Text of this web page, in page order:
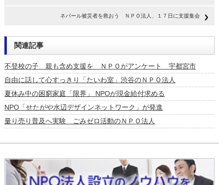
ネパール被災者を救おう ＮＰＯ法人、１７日に支援集会
関連記事
不登校の子 親も含め支援を ＮＰＯがアンケート 宇都宮市
自由に話して心すっきり「たいわ室」渋谷のＮＰＯ法人
夏休み中の困窮家庭「限界」 NPOが現金給付求める
NPO「せたがや水辺デザインネットワーク」が発進
量り売り普及へ実験 ごみゼロ活動のＮＰＯ法人